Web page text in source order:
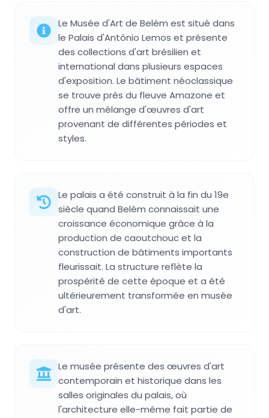
Le Musée d'Art de Belém est situé dans
le Palais d'Antônio Lemos et présente
des collections d'art brésilien et
international dans plusieurs espaces
d'exposition. Le bâtiment néoclassique
se trouve près du fleuve Amazone et
offre un mélange d'œuvres d'art
provenant de différentes périodes et
styles.
Le palais a été construit à la fin du 19e
siècle quand Belém connaissait une
croissance économique grâce à la
production de caoutchouc et la
construction de bâtiments importants
fleurissait. La structure reflète la
prospérité de cette époque et a été
ultérieurement transformée en musée
d'art.
Le musée présente des œuvres d'art
contemporain et historique dans les
salles originales du palais, où
l'architecture elle-même fait partie de